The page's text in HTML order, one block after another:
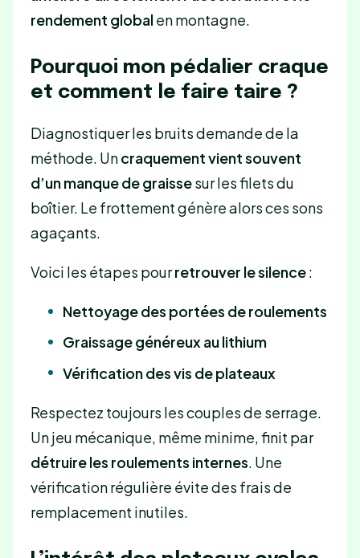
rendement globalen montagne.
Pourquoi mon pédalier craque
et comment le faire taire ?
Diagnostiquer les bruits demande de la
méthode. Uncraquement vient souvent
d’un manque de graissesur les filets du
boîtier. Le frottement génère alors ces sons
agaçants.
Voici les étapes pourretrouver le silence:
Nettoyage des portées de roulements
Graissage généreux au lithium
Vérification des vis de plateaux
Respectez toujours les couples de serrage.
Un jeu mécanique, même minime, finit par
détruire les roulements internes. Une
vérification régulière évite des frais de
remplacement inutiles.